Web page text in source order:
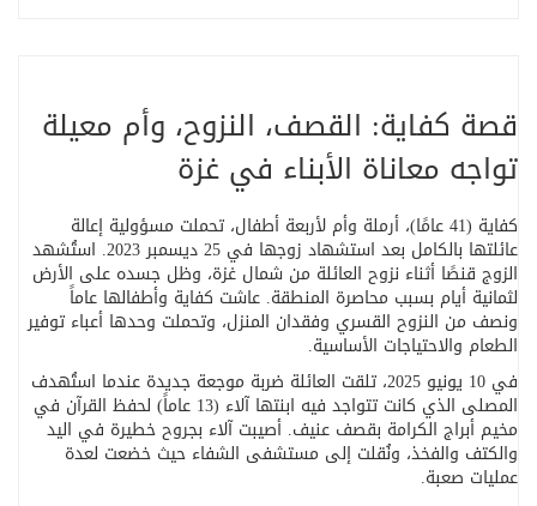
قصة كفاية: القصف، النزوح، وأم معيلة
تواجه معاناة الأبناء في غزة
كفاية (41 عامًا)، أرملة وأم لأربعة أطفال، تحملت مسؤولية إعالة
عائلتها بالكامل بعد استشهاد زوجها في 25 ديسمبر 2023. استُشهد
الزوج قنصًا أثناء نزوح العائلة من شمال غزة، وظل جسده على الأرض
لثمانية أيام بسبب محاصرة المنطقة. عاشت كفاية وأطفالها عاماً
ونصف من النزوح القسري وفقدان المنزل، وتحملت وحدها أعباء توفير
الطعام والاحتياجات الأساسية.
في 10 يونيو 2025، تلقت العائلة ضربة موجعة جديدة عندما استُهدف
المصلى الذي كانت تتواجد فيه ابنتها آلاء (13 عاماً) لحفظ القرآن في
مخيم أبراج الكرامة بقصف عنيف. أصيبت آلاء بجروح خطيرة في اليد
والكتف والفخذ، ونُقلت إلى مستشفى الشفاء حيث خضعت لعدة
عمليات صعبة.